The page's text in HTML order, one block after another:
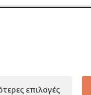
επιλογές